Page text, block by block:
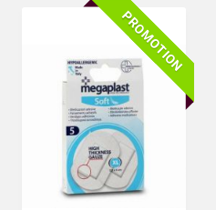
PROMOTION